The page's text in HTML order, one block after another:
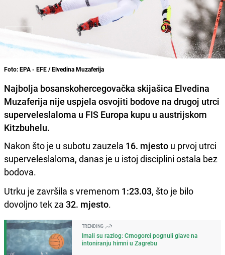
Foto: EPA - EFE / Elvedina Muzaferija
Najbolja bosanskohercegovačka skijašica Elvedina
Muzaferija nije uspjela osvojiti bodove na drugoj utrci
superveleslaloma u FIS Europa kupu u austrijskom
Kitzbuhelu.
Nakon što je u subotu zauzela 16. mjesto u prvoj utrci
superveleslaloma, danas je u istoj disciplini ostala bez
bodova.
Utrku je završila s vremenom 1:23.03, što je bilo
dovoljno tek za 32. mjesto.
TRENDING
Imali su razlog: Crnogorci pognuli glave na
intoniranju himni u Zagrebu